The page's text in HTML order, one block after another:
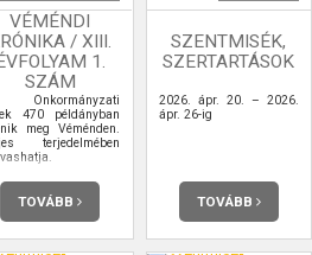
VÉMÉNDI
/ XIII.
1.
SZÁM
Önkormányzati
470 példányban
meg Véménden.
terjedelmében
TOVÁBB
SZENTMISÉK,
SZERTARTÁSOK
2026. ápr. 20. – 2026.
ápr. 26-ig
TOVÁBB